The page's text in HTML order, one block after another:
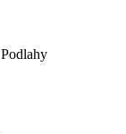
Podlahy